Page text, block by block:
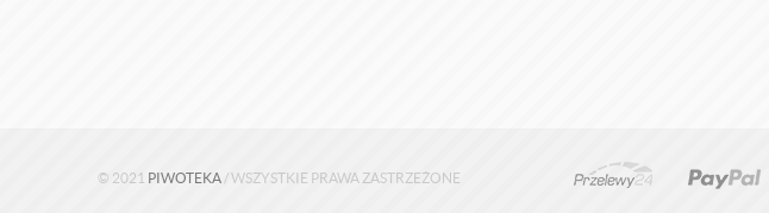
© 2021 PIWOTEKA / WSZYSTKIE PRAWA ZASTRZEŻONE